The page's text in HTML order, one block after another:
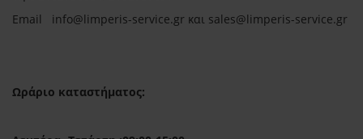
Email info@limperis-service.gr και sales@limperis-service.gr
Ωράριο καταστήματος: